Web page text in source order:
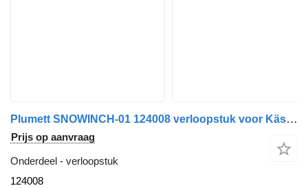
Plumett SNOWINCH-01 124008 verloopstuk voor Kässbohrer pistenbully
Prijs op aanvraag
Onderdeel - verloopstuk
124008